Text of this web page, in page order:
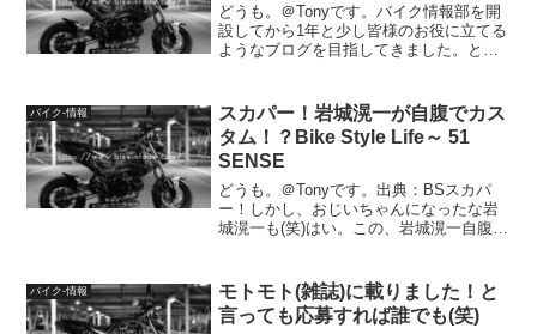
どうも。＠Tonyです。バイク情報部を開
設してから1年と少し皆様のお役に立てる
ようなブログを目指してきました。とは
る事もあります。でもね誰かが亡くなっ
た事故や集団で暴走...
バイク-情報
スカパー！岩城滉一が自腹でカス
タム！？Bike Style Life～ 51
SENSE
どうも。＠Tonyです。出典：BSスカパ
ー！しかし、おじいちゃんになったな岩
城滉一も(笑)はい。この、岩城滉一自腹で
のこと放送は月18日㈪ 23:00～初回は1
時間SP...
バイク-情報
モトモト(雑誌)に載りました！と
言っても応募すれば誰でも(笑)